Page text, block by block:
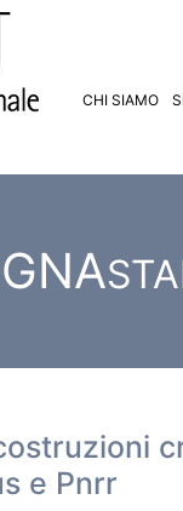
CHI SIAMO
e Pnrr